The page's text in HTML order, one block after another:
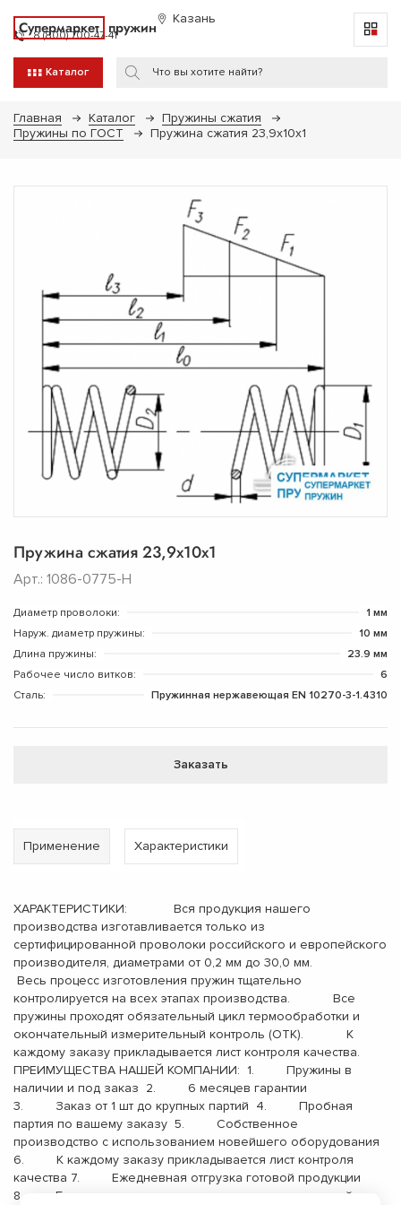
Супермаркет пружин Казань
8 (800) 700-47-41
Каталог
Главная Каталог
Пружины сжатия
Пружины по ГОСТ
Пружина сжатия 23,9х10х1
Пружина сжатия 23,9х10х1
Арт.: 1086-0775-Н
Диаметр проволоки:
1 мм
Наруж. диаметр пружины:
10 мм
Длина пружины:
23.9 мм
Рабочее число витков:
6
Сталь:
Пружинная нержавеющая EN 10270-3-1.4310
Заказать
Применение Характеристики
ХАРАКТЕРИСТИКИ: Вся продукция нашего
производства изготавливается только из
сертифицированной проволоки российского и европейского
производителя, диаметрами от 0,2 мм до 30,0 мм.
Весь процесс изготовления пружин тщательно
контролируется на всех этапах производства. Все
пружины проходят обязательный цикл термообработки и
окончательный измерительный контроль (ОТК). К
каждому заказу прикладывается лист контроля качества.
ПРЕИМУЩЕСТВА НАШЕЙ КОМПАНИИ: 1. Пружины в
наличии и под заказ 2. 6 месяцев гарантии
3. Заказ от 1 шт до крупных партий 4. Пробная
партия по вашему заказу 5. Собственное
производство с использованием новейшего оборудования
6. К каждому заказу прикладывается лист контроля
качества 7. Ежедневная отгрузка готовой продукции
8. Бесплатная доставка до терминала транспортной